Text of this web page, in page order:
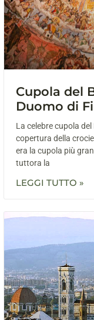
Cupola del
Duomo di
La celebre cupola
copertura della
era la cupola più
tuttora la
LEGGI TUTTO »